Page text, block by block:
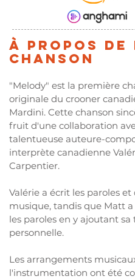
À propos de
chanson
"Melody" est la première
originale du crooner
Mardini. Cette chanson
fruit d'une collaboration
talentueuse auteure-
interprète canadienne
Carpentier.
Valérie a écrit les paroles et
musique, tandis que Matt
les paroles en y ajoutant sa
personnelle.
Les arrangements
l'instrumentation ont été